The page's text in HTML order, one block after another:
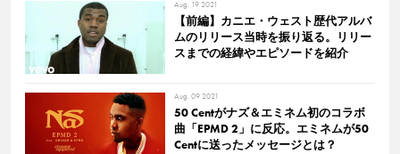
Aug. 19 2021
【前編】カニエ・ウェスト歴代アルバ
ムのリリース当時を振り返る。リリー
スまでの経緯やエピソードを紹介
Aug. 09 2021
50 Centがナズ＆エミネム初のコラボ
曲「EPMD 2」に反応。エミネムが50
Centに送ったメッセージとは？